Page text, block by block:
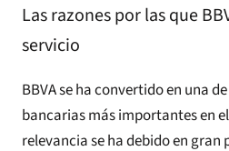
Las razones por las que
servicio
BBVA se ha convertido en una
bancarias más importantes en
relevancia se ha debido en